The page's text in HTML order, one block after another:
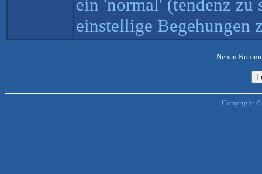
ein 'normal' (tendenz zu
einstellige Begehungen
[Neuen
Copyright ©